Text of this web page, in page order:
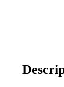
or